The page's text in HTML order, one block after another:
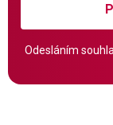
Odesláním